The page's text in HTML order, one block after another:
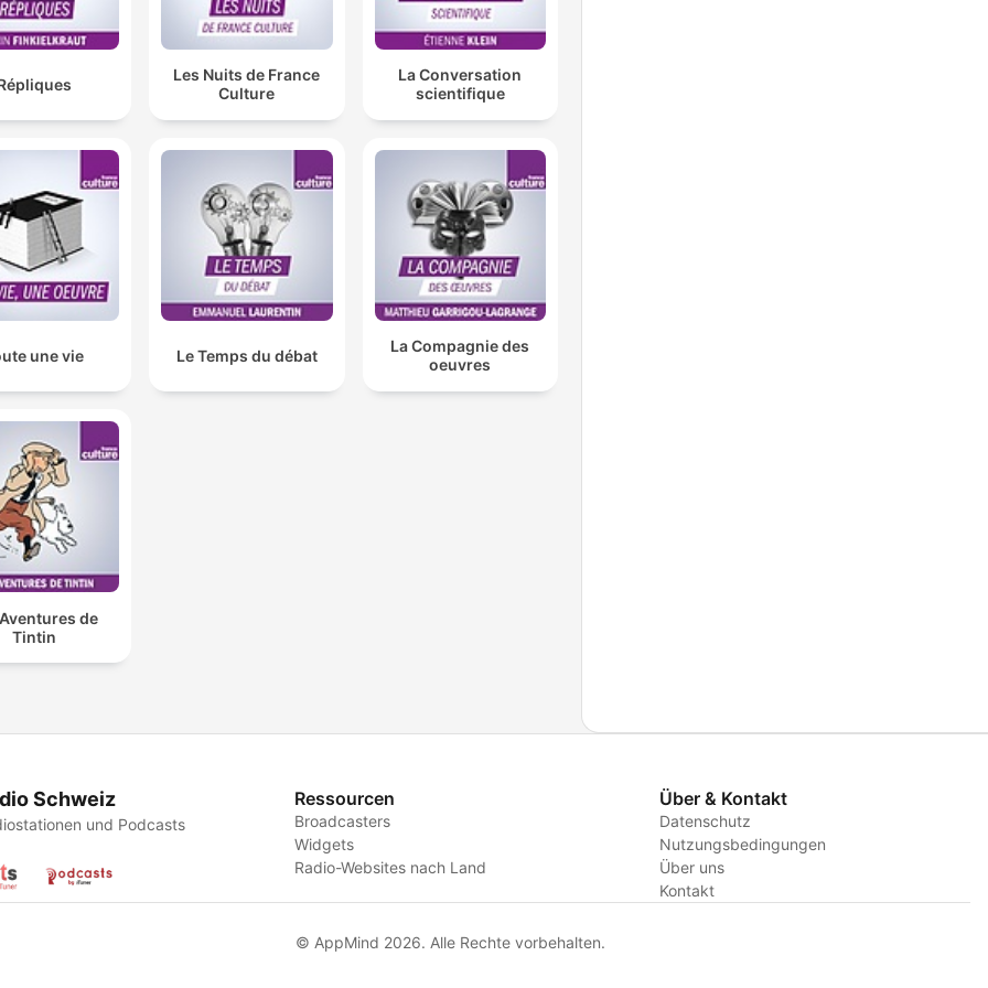
Les Nuits de France
Culture
La Conversation
scientifique
une vie Le Temps du débat
La Compagnie des
oeuvres
de
Tintin
Schweiz
und Podcasts
Ressourcen
Broadcasters
Widgets
Radio-Websites nach Land
Über & Kontakt
Datenschutz
Nutzungsbedingungen
Über uns
Kontakt
© AppMind 2026. Alle Rechte vorbehalten.